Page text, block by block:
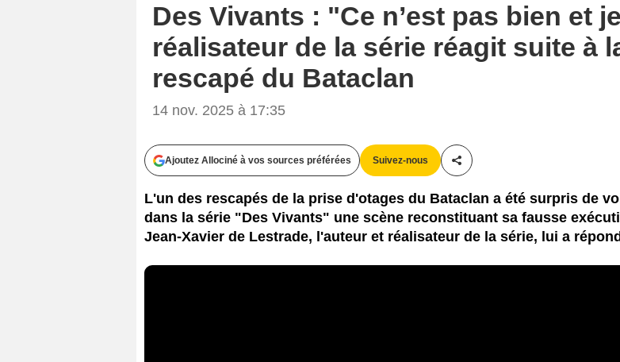
Des Vivants : "Ce n’est pas bien et
réalisateur de la série réagit suite à
rescapé du Bataclan
14 nov. 2025 à 17:35
Ajoutez Allociné à vos sources préférées Suivez-nous
Partager cet article
L'un des rescapés de la prise d'otages du Bataclan a été surpris de
dans la série "Des Vivants" une scène reconstituant sa fausse
Jean-Xavier de Lestrade, l'auteur et réalisateur de la série, lui a